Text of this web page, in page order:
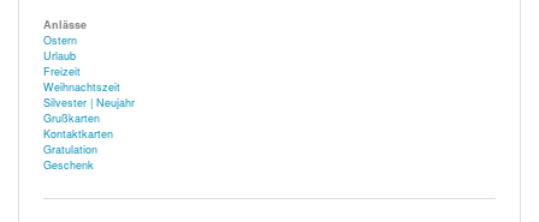
Anlässe
Ostern
Urlaub
Freizeit
Weihnachtszeit
Silvester | Neujahr
Grußkarten
Kontaktkarten
Gratulation
Geschenk